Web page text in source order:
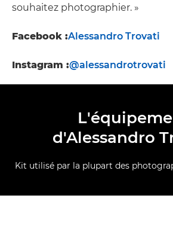
souhaitez photographier. »
Facebook :Alessandro Trovati
Instagram :@alessandrotrovati
d'Alessandro
Kit utilisé par la plupart des